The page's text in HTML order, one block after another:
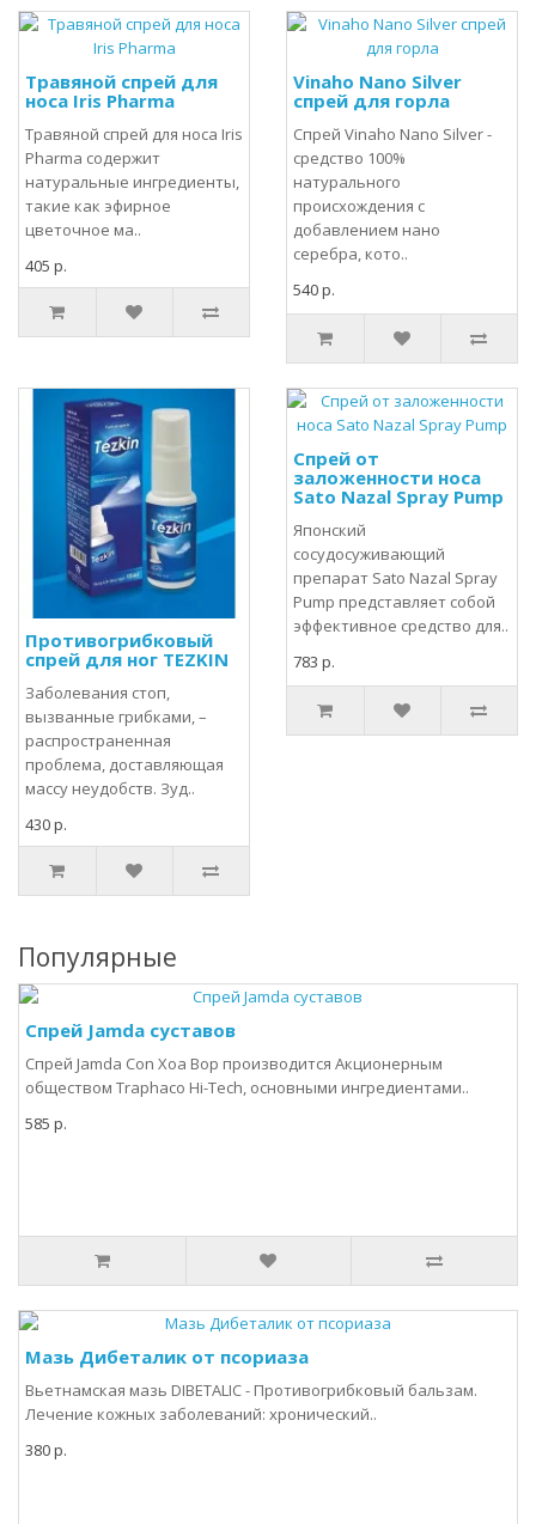
Травяной спрей для
носа Iris Pharma
Травяной спрей для носа Iris
Pharma содержит
натуральные ингредиенты,
такие как эфирное
цветочное ма..
405 р.
Vinaho Nano Silver
спрей для горла
Спрей Vinaho Nano Silver -
средство 100%
натурального
происхождения с
добавлением нано
серебра, кото..
540 р.
Противогрибковый
cпрей для ног TEZKIN
Заболевания стоп,
вызванные грибками, –
распространенная
проблема, доставляющая
массу неудобств. Зуд..
430 р.
Спрей от
заложенности носа
Sato Nazal Spray Pump
Японский
сосудосуживающий
препарат Sato Nazal Spray
Pump представляет собой
эффективное средство для..
783 р.
Популярные
Спрей Jamda суставов
Спрей Jamda Con Xoa Bop производится Акционерным
обществом Traphaco Hi-Tech, основными ингредиентами..
585 р.
Мазь Дибеталик от псориаза
Вьетнамская мазь DIBETALIC - Противогрибковый бальзам.
Лечение кожных заболеваний: хронический..
380 р.